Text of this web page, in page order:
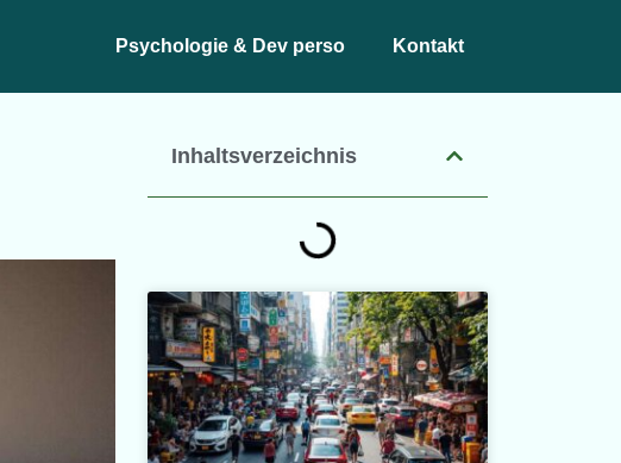
Psychologie & Dev perso Kontakt
Inhaltsverzeichnis